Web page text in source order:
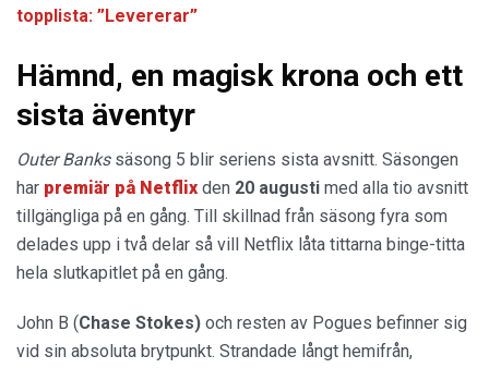
topplista: ”Levererar”
Hämnd, en magisk krona och ett
sista äventyr
Outer Bankssäsong 5 blir seriens sista avsnitt. Säsongen
har premiär på Netflix den 20 augusti med alla tio avsnitt
tillgängliga på en gång. Till skillnad från säsong fyra som
delades upp i två delar så vill Netflix låta tittarna binge-titta
hela slutkapitlet på en gång.
John B (Chase Stokes) och resten av Pogues befinner sig
vid sin absoluta brytpunkt. Strandade långt hemifrån,